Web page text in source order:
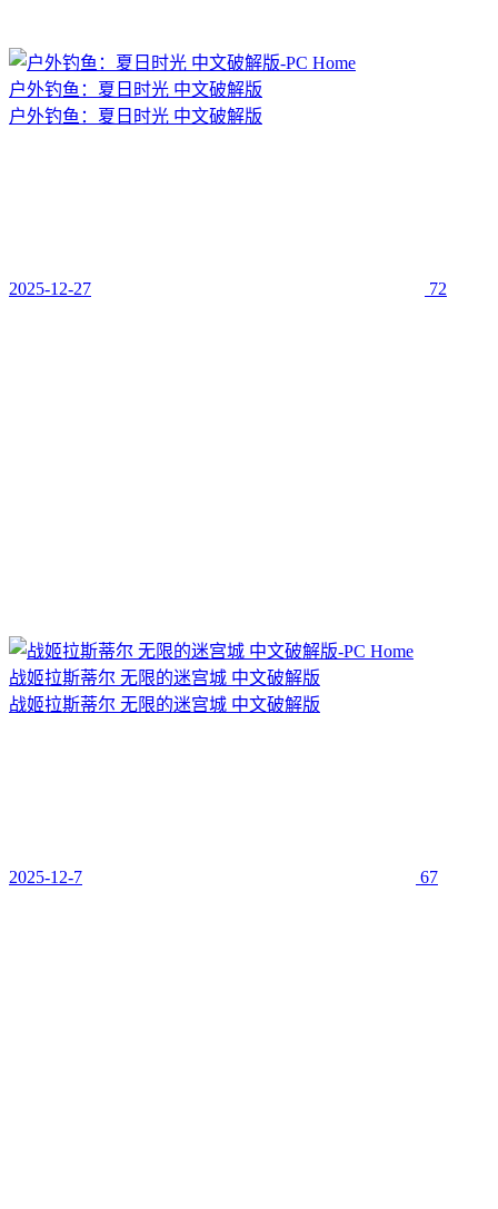
户外钓鱼：夏日时光 中文破解版
户外钓鱼：夏日时光 中文破解版
2025-12-27 72
战姬拉斯蒂尔 无限的迷宫城 中文破解版
战姬拉斯蒂尔 无限的迷宫城 中文破解版
2025-12-7 67